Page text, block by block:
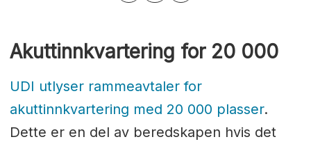
Akuttinnkvartering for 20 000
UDI utlyser rammeavtaler for
akuttinnkvartering med 20 000 plasser.
Dette er en del av beredskapen hvis det